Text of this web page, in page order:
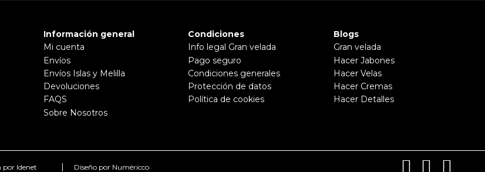
Información general
Mi cuenta
Envíos
Envíos Islas y Melilla
Devoluciones
FAQS
Sobre Nosotros
Condiciones
Info legal Gran velada
Pago seguro
Condiciones generales
Protección de datos
Política de cookies
Blogs
Gran velada
Hacer Jabones
Hacer Velas
Hacer Cremas
Hacer Detalles
Idenet | Diseño por Numéricco